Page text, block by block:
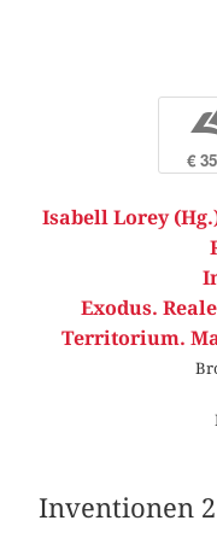
€
Isabell Lorey
Exodus.
Territorium.
Inventionen